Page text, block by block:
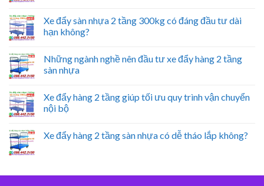
Xe đẩy sàn nhựa 2 tầng 300kg có đáng đầu tư dài
hạn không?
Những ngành nghề nên đầu tư xe đẩy hàng 2 tầng
sàn nhựa
Xe đẩy hàng 2 tầng giúp tối ưu quy trình vận chuyển
nội bộ
Xe đẩy hàng 2 tầng sàn nhựa có dễ tháo lắp không?